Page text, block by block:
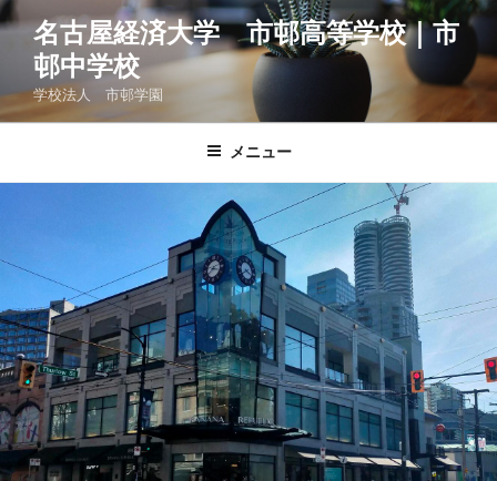
コ
ン
ツ
名古屋経済大学 市邨高等学校｜市
邨中学校
学校法人 市邨学園
メニュー